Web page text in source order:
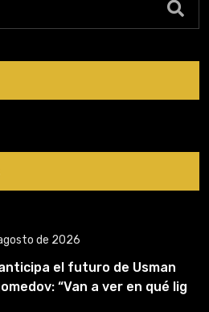
de 2026
el futuro de Usman
“Van a ver en qué liga